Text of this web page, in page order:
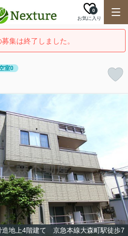
お気に入り
0
集は終了しました。
室0
地上4階建て 京急本線大森町駅徒歩7